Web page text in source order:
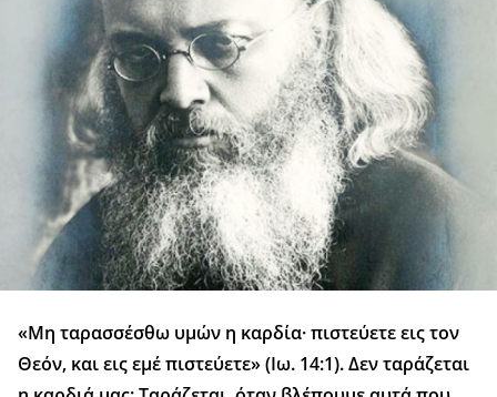
«Μη ταρασσέσθω υμών η καρδία· πιστεύετε εις τον
Θεόν, και εις εμέ πιστεύετε» (Ιω. 14:1). Δεν ταράζεται